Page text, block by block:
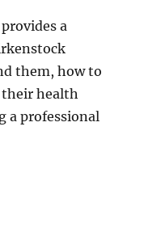
a
them, how to
their health
a professional